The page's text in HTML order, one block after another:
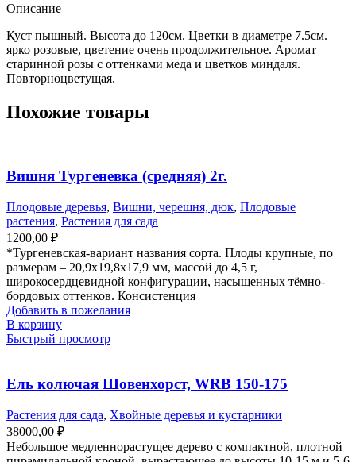
Описание
Куст пышный. Высота до 120см. Цветки в диаметре 7.5см.
ярко розовые, цветение очень продолжительное. Аромат
старинной розы с оттенками меда и цветков миндаля.
Повторноцветущая.
Похожие товары
Вишня Тургеневка (средняя) 2г.
Плодовые деревья, Вишни, черешня, дюк, Плодовые
растения, Растения для сада
1200,00 ₽
*Тургеневская-вариант названия сорта. Плоды крупные, по
размерам – 20,9х19,8х17,9 мм, массой до 4,5 г,
широкосердцевидной конфигурации, насыщенных тёмно-
бордовых оттенков. Консистенция
Добавить в пожелания
В корзину
Быстрый просмотр
Ель колючая Шовенхорст, WRB 150-175
Растения для сада, Хвойные деревья и кустарники
38000,00 ₽
Небольшое медленнорастущее дерево с компактной, плотной